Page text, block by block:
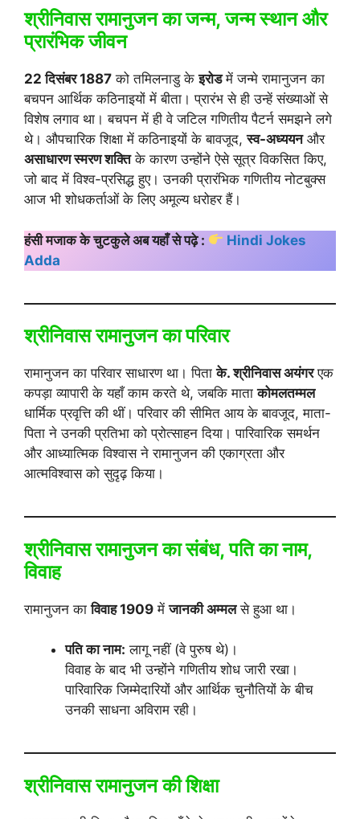
श्रीनिवास रामानुजन का जन्म, जन्म स्थान और
प्रारंभिक जीवन
22 दिसंबर 1887 को तमिलनाडु केइरोडमें जन्मे रामानुजन का
बचपन आर्थिक कठिनाइयों में बीता। प्रारंभ से ही उन्हें संख्याओं से
विशेष लगाव था। बचपन में ही वे जटिल गणितीय पैटर्न समझने लगे
थे। औपचारिक शिक्षा में कठिनाइयों के बावजूद,स्व-अध्ययनऔर
असाधारण स्मरण शक्तिके कारण उन्होंने ऐसे सूत्र विकसित किए,
जो बाद में विश्व-प्रसिद्ध हुए। उनकी प्रारंभिक गणितीय नोटबुक्स
आज भी शोधकर्ताओं के लिए अमूल्य धरोहर हैं।
हंसी मजाक के चुटकुले अब यहाँ से पढ़े :
Hindi Jokes
Adda
श्रीनिवास रामानुजन का परिवार
रामानुजन का परिवार साधारण था। पिताके. श्रीनिवास अयंगरएक
कपड़ा व्यापारी के यहाँ काम करते थे, जबकि माताकोमलतम्मल
धार्मिक प्रवृत्ति की थीं। परिवार की सीमित आय के बावजूद, माता-
पिता ने उनकी प्रतिभा को प्रोत्साहन दिया। पारिवारिक समर्थन
और आध्यात्मिक विश्वास ने रामानुजन की एकाग्रता और
आत्मविश्वास को सुदृढ़ किया।
श्रीनिवास रामानुजन का संबंध, पति का नाम,
विवाह
रामानुजन काविवाह 1909 मेंजानकी अम्मलसे हुआ था।
पति का नाम: लागू नहीं (वे पुरुष थे)।
विवाह के बाद भी उन्होंने गणितीय शोध जारी रखा।
पारिवारिक जिम्मेदारियों और आर्थिक चुनौतियों के बीच
उनकी साधना अविराम रही।
श्रीनिवास रामानुजन की शिक्षा